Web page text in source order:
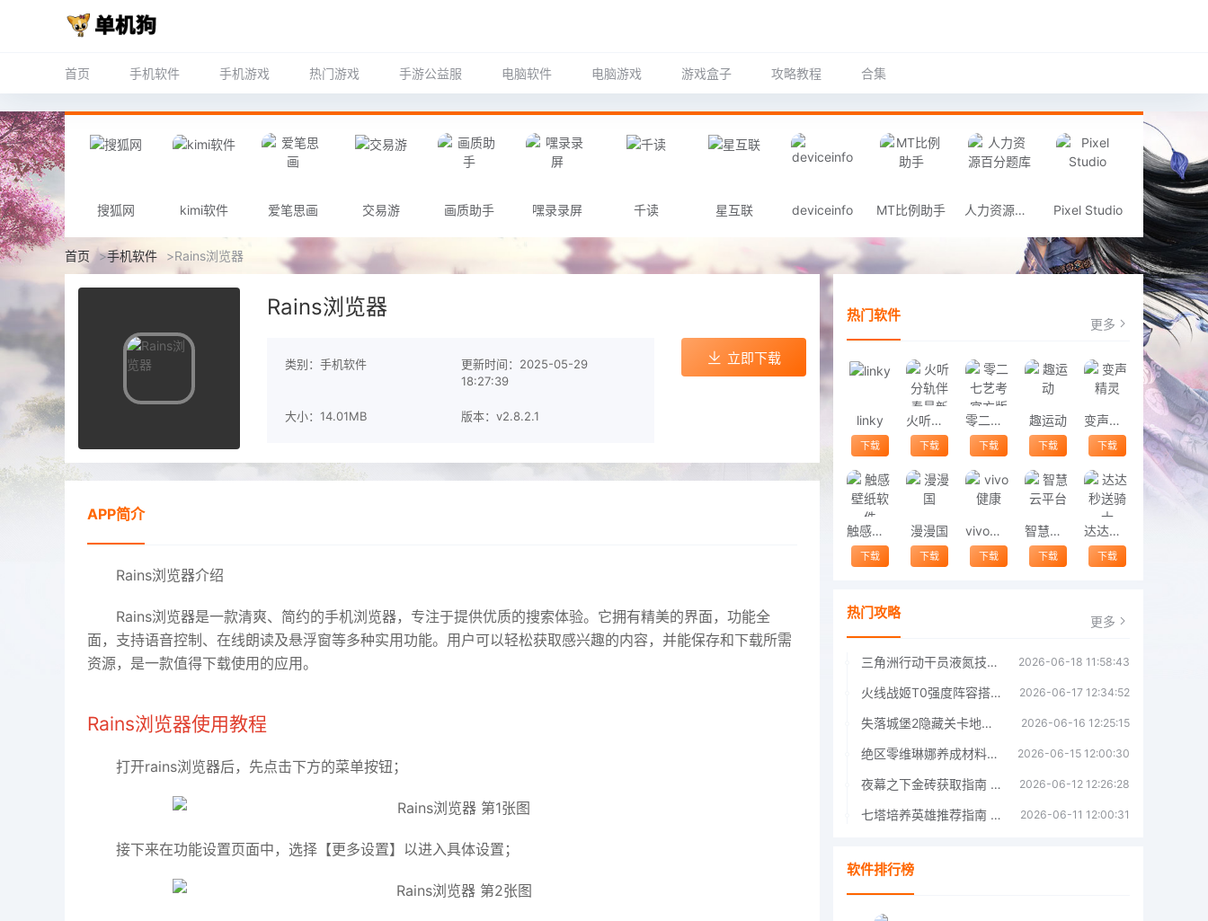
首页 手机软件 手机游戏 热门游戏 手游公益服 电脑软件 电脑游戏 游戏盒子 攻略教程 合集
搜狐网 kimi软件 爱笔思画 交易游 画质助手 嘿录录屏 千读 星互联 deviceinfo MT比例助手 人力资源百分题库 Pixel Studio
首页 >手机软件 >Rains浏览器
Rains浏览器
类别：手机软件
更新时间：2025-05-29
18:27:39
大小：14.01MB 版本：v2.8.2.1
立即下载
APP简介
Rains浏览器介绍
Rains浏览器是一款清爽、简约的手机浏览器，专注于提供优质的搜索体验。它拥有精美的界面，功能全
面，支持语音控制、在线朗读及悬浮窗等多种实用功能。用户可以轻松获取感兴趣的内容，并能保存和下载所需
资源，是一款值得下载使用的应用。
Rains浏览器使用教程
打开rains浏览器后，先点击下方的菜单按钮；
接下来在功能设置页面中，选择【更多设置】以进入具体设置；
热门软件 更多
linky
下载
火听分轨伴奏最新版
下载
零二七艺考官方版
下载
趣运动
下载
变声精灵
下载
触感壁纸软件
下载
漫漫国
下载
vivo健康
下载
智慧云平台
下载
达达秒送骑士
下载
热门攻略 更多
三角洲行动干员液氮技能效果详解 三角洲行动干员液氮技能介绍 2026-06-18 11:58:43
火线战姬T0强度阵容搭配推荐 火线战姬T0强度阵容哪个好 2026-06-17 12:34:52
失落城堡2隐藏关卡地图解锁指南 2026-06-16 12:25:15
绝区零维琳娜养成材料汇总指南 2026-06-15 12:00:30
夜幕之下金砖获取指南 夜幕之下金砖获取方法 2026-06-12 12:26:28
七塔培养英雄推荐指南 七塔培养哪个英雄好 2026-06-11 12:00:31
软件排行榜